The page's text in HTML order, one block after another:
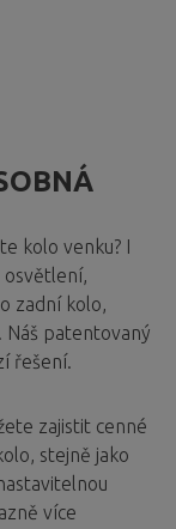
kolo venku? I
osvětlení,
zadní kolo,
patentovaný
řešení.
zajistit cenné
stejně jako
více